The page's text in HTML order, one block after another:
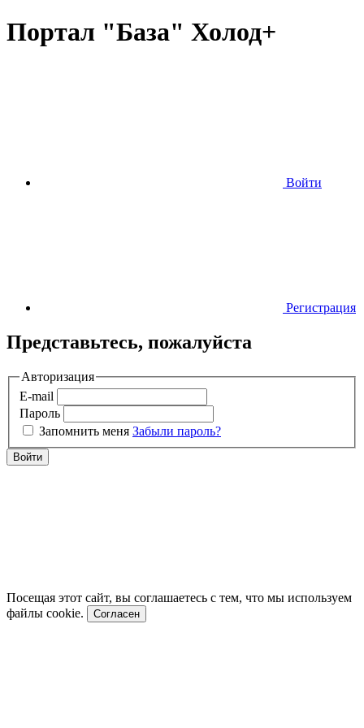
Портал "База" Холод+
Войти
Регистрация
Представьтесь, пожалуйста
Авторизация
E-mail
Пароль
Запомнить меня Забыли пароль?
Войти
Посещая этот сайт, вы соглашаетесь с тем, что мы используем
файлы cookie.
Согласен